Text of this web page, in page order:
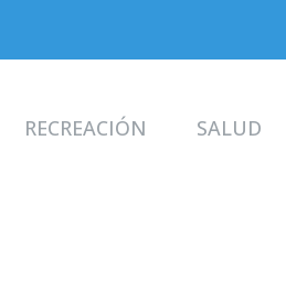
RECREACIÓN SALUD